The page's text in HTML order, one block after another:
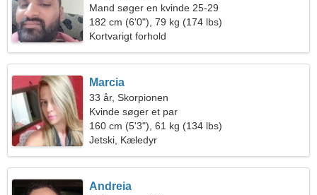
Mand søger en kvinde 25-29
182 cm (6'0"), 79 kg (174 lbs)
Kortvarigt forhold
Marcia
33 år, Skorpionen
Kvinde søger et par
160 cm (5'3"), 61 kg (134 lbs)
Jetski, Kæledyr
Andreia